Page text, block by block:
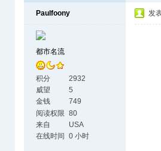
Paulfoony
都市名流
积分
2932
威望
5
金钱
749
阅读权限 80
来自
USA
在线时间
0 小时
发